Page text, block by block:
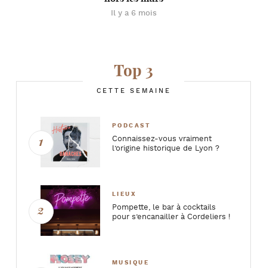
Il y a 6 mois
Top 3
CETTE SEMAINE
PODCAST
Connaissez-vous vraiment
l’origine historique de Lyon ?
LIEUX
Pompette, le bar à cocktails
pour s’encanailler à Cordeliers !
MUSIQUE